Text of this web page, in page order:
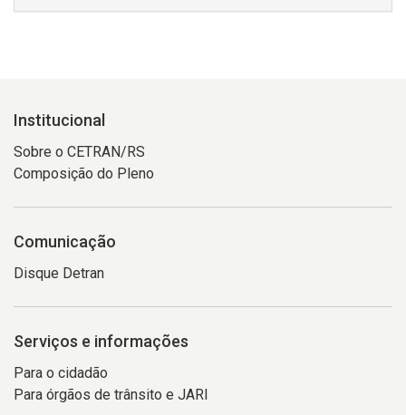
Institucional
Sobre o CETRAN/RS
Composição do Pleno
Comunicação
Disque Detran
Serviços e informações
Para o cidadão
Para órgãos de trânsito e JARI